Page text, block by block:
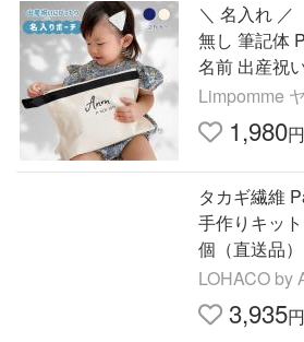
＼ 名入れ
無し 筆記体
名前 出産祝
オムツポー
ゃん パソコ
Limpomme
1,980円
タカギ繊維
手作りキッ
個（直送品）
LOHACO by
3,935円